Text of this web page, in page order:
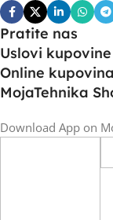
Pratite nas
Uslovi kupovine
Online kupovina
MojaTehnika
Download App on